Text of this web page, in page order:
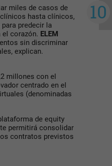
miles de casos de
hasta clínicos,
predecir la
corazón. ELEM
sin discriminar
explican.
millones con el
centrado en el
(denominadas
de equity
permitirá consolidar
contratos previstos